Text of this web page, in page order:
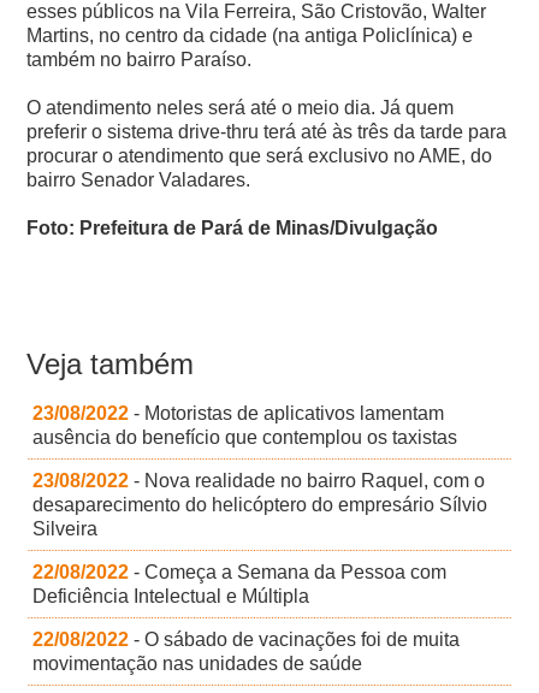
esses públicos na Vila Ferreira, São Cristovão, Walter
Martins, no centro da cidade (na antiga Policlínica) e
também no bairro Paraíso.
O atendimento neles será até o meio dia.Já quem
preferir o sistema drive-thru terá até às três da tarde para
procurar o atendimento que será exclusivo no AME, do
bairro Senador Valadares.
Foto: Prefeitura de Pará de Minas/Divulgação
Veja também
23/08/2022 - Motoristas de aplicativos lamentam
ausência do benefício que contemplou os taxistas
23/08/2022 - Nova realidade no bairro Raquel, com o
desaparecimento do helicóptero do empresário Sílvio
Silveira
22/08/2022 - Começa a Semana da Pessoa com
Deficiência Intelectual e Múltipla
22/08/2022 - O sábado de vacinações foi de muita
movimentação nas unidades de saúde